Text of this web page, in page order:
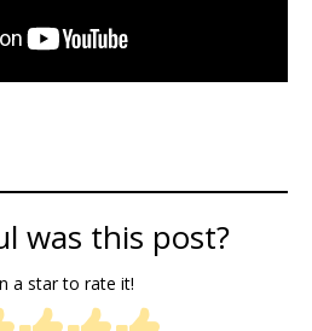
was this post?
a star to rate it!